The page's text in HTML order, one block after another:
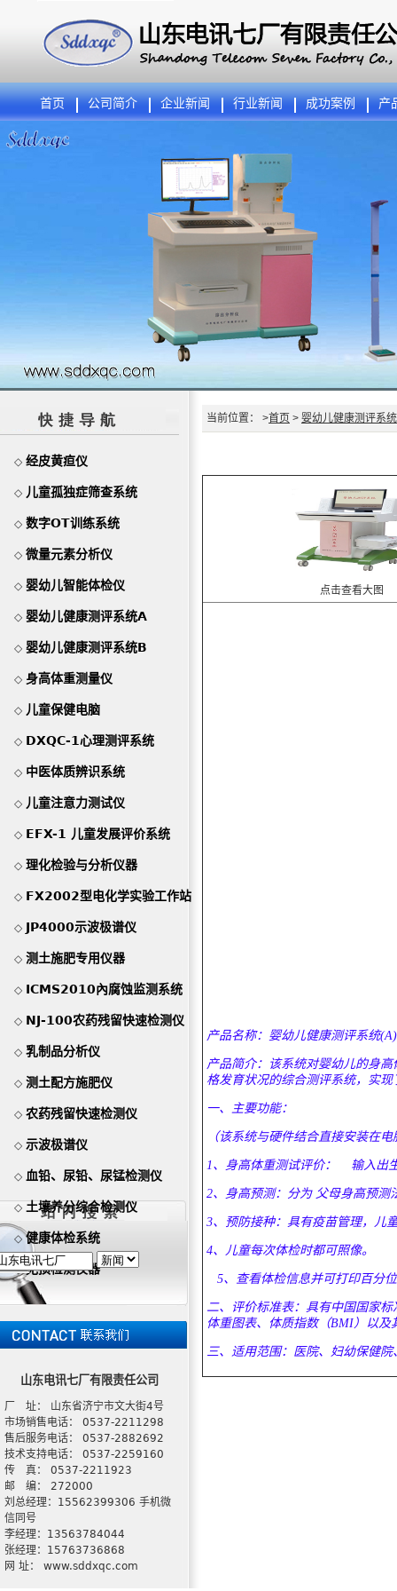
首页 公司简介 企业新闻 行业新闻 成功案例 产
◇ 经皮黄疸仪
◇ 儿童孤独症筛查系统
◇ 数字OT训练系统
◇ 微量元素分析仪
◇ 婴幼儿智能体检仪
◇ 婴幼儿健康测评系统A
◇ 婴幼儿健康测评系统B
◇ 身高体重测量仪
◇ 儿童保健电脑
◇ DXQC-1心理测评系统
◇ 中医体质辨识系统
◇ 儿童注意力测试仪
◇ EFX-1 儿童发展评价系统
◇ 理化检验与分析仪器
◇ FX2002型电化学实验工作站
◇ JP4000示波极谱仪
◇ 测土施肥专用仪器
◇ ICMS2010內腐蚀监测系统
◇ NJ-100农药残留快速检测仪
◇ 乳制品分析仪
◇ 测土配方施肥仪
◇ 农药残留快速检测仪
◇ 示波极谱仪
◇ 血铅、尿铅、尿锰检测仪
◇ 土壤养分综合检测仪
◇健康体检系统
◇无损检测仪器
山东电讯七厂有限责任公司
厂 址： 山东省济宁市文大街4号
市场销售电话： 0537-2211298
售后服务电话： 0537-2882692
技术支持电话： 0537-2259160
传 真： 0537-2211923
邮 编： 272000
刘总经理：15562399306 手机微
信同号
李经理：13563784044
张经理：15763736868
网 址： www.sddxqc.com
当前位置： >首页 > 婴幼儿健康测评系
点击查看大图
产品名称：婴幼儿健康测评系统(A)
产品简介：该系统对婴幼儿的身
格发育状况的综合测评系统，实
一、主要功能：
（该系统与硬件结合直接安装在电
1、身高体重测试评价： 输入出
2、身高预测：分为 父母身高预测
3、预防接种：具有疫苗管理，儿
4、儿童每次体检时都可照像。
5、查看体检信息并可打印百分
二、评价标准表：具有中国国家
体重图表、体质指数（BMI）以及
三、适用范围：医院、妇幼保健